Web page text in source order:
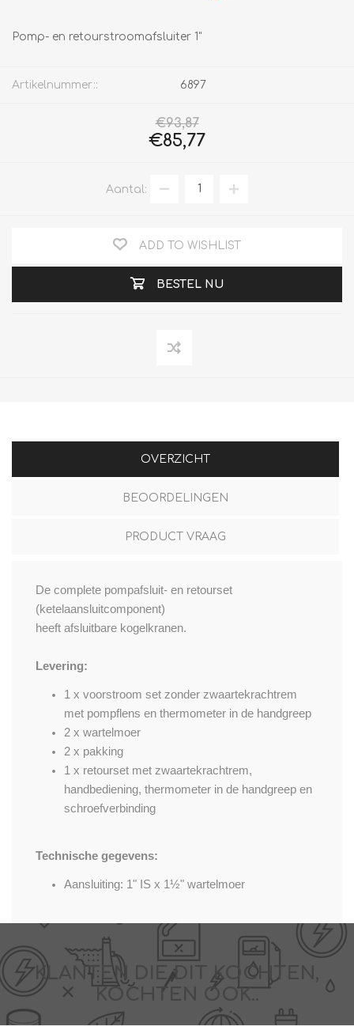
Pomp- en retourstroomafsluiter 1"
Artikelnummer:: 6897
€93,87
€85,77
Aantal:
ADD TO WISHLIST
BESTEL NU
OVERZICHT
BEOORDELINGEN
PRODUCT VRAAG
De complete pompafsluit- en retourset
(ketelaansluitcomponent)
heeft afsluitbare kogelkranen.
Levering:
1 x voorstroom set zonder zwaartekrachtrem
met pompflens en thermometer in de handgreep
2 x wartelmoer
2 x pakking
1 x retourset met zwaartekrachtrem,
handbediening, thermometer in de handgreep en
schroefverbinding
Technische gegevens:
Aansluiting: 1" IS x 1½" wartelmoer
KLANTEN DIE DIT KOCHTEN,
KOCHTEN OOK..